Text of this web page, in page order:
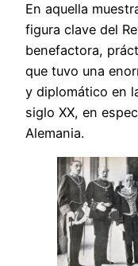
En aquella
figura clave del
benefactora,
que tuvo una
y diplomático en
siglo XX, en
Alemania.